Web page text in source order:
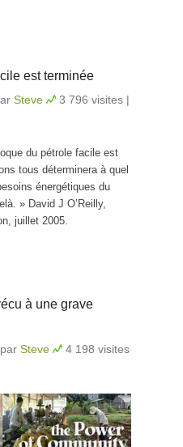
est terminée
Steve 3 796 visites |
du pétrole facile est
tous déterminera à quel
énergétiques du
» David J O’Reilly,
juillet 2005.
à une grave
par Steve
4 198 visites